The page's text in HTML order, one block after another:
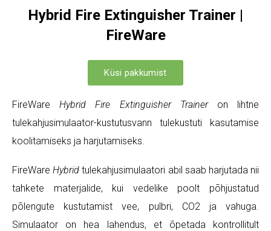
Hybrid Fire Extinguisher Trainer |
FireWare
Küsi pakkumist
FireWareHybrid Fire Extinguisher Traineron lihtne
tulekahjusimulaator-kustutusvann tulekustuti kasutamise
koolitamiseks ja harjutamiseks.
FireWareHybrid tulekahjusimulaatori abil saab harjutada nii
tahkete materjalide, kui vedelike poolt põhjustatud
põlengute kustutamist vee, pulbri, CO2 ja vahuga.
Simulaator on hea lahendus, et õpetada kontrollitult